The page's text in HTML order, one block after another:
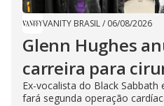
VANITY BRASIL/ 06/08/2026
Glenn Hughes
carreira para
Ex-vocalista do Black Sabbath
fará segunda operação